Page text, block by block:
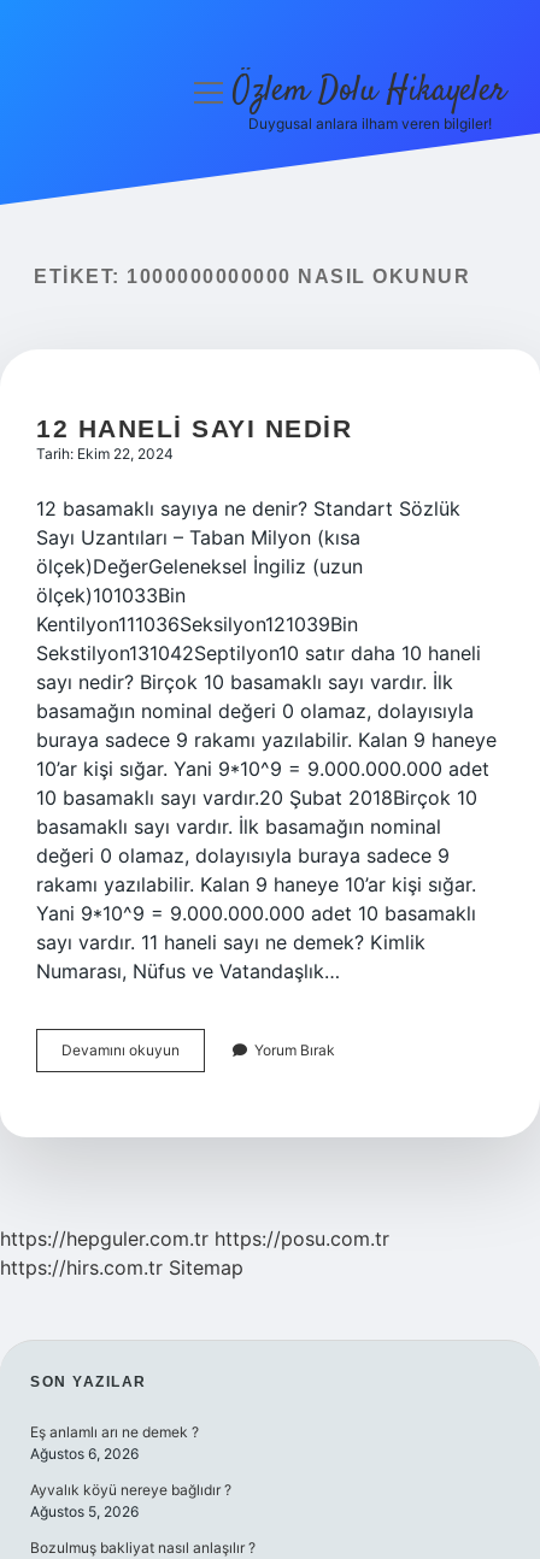
Yasal Uyarı
menüyüÖzlem Dolu Hikayeler
Duygusal anlara ilham veren bilgiler!
ETIKET: 1000000000000 NASIL OKUNUR
12 HANELI SAYI NEDIR
Tarih: Ekim 22, 2024
12 basamaklı sayıya ne denir? Standart Sözlük
Sayı Uzantıları – Taban Milyon (kısa
ölçek)DeğerGeleneksel İngiliz (uzun
ölçek)101033Bin
Kentilyon111036Seksilyon121039Bin
Sekstilyon131042Septilyon10 satır daha 10 haneli
sayı nedir? Birçok 10 basamaklı sayı vardır. İlk
basamağın nominal değeri 0 olamaz, dolayısıyla
buraya sadece 9 rakamı yazılabilir. Kalan 9 haneye
10’ar kişi sığar. Yani 9*10^9 = 9.000.000.000 adet
10 basamaklı sayı vardır.20 Şubat 2018Birçok 10
basamaklı sayı vardır. İlk basamağın nominal
değeri 0 olamaz, dolayısıyla buraya sadece 9
rakamı yazılabilir. Kalan 9 haneye 10’ar kişi sığar.
Yani 9*10^9 = 9.000.000.000 adet 10 basamaklı
sayı vardır. 11 haneli sayı ne demek? Kimlik
Numarası, Nüfus ve Vatandaşlık…
Devamını okuyun
Haneli
Yorum Bırak
https://hepguler.com.tr https://posu.com.tr
https://hirs.com.tr Sitemap
SIDEBAR
SON YAZILAR
Eş anlamlı arı ne demek ?
Ağustos 6, 2026
Ayvalık köyü nereye bağlıdır ?
Ağustos 5, 2026
Bozulmuş bakliyat nasıl anlaşılır ?